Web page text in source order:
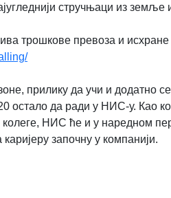
стручњаци из земље
трошкове превоза и
прилику да учи и додатно
20 остало да ради у НИС-у. Као
колеге, НИС ће и у наредном
започну у компанији.